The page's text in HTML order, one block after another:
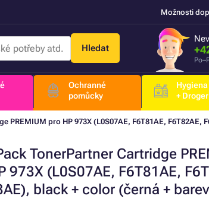
Možnosti
Hledat
Ochranné
pomůcky
Hygiena
+
PREMIUM pro HP 973X (L0S07AE, F6T81AE, F6T82AE,
TonerPartner Cartridge
973X (L0S07AE, F6T81AE,
black + color (černá +